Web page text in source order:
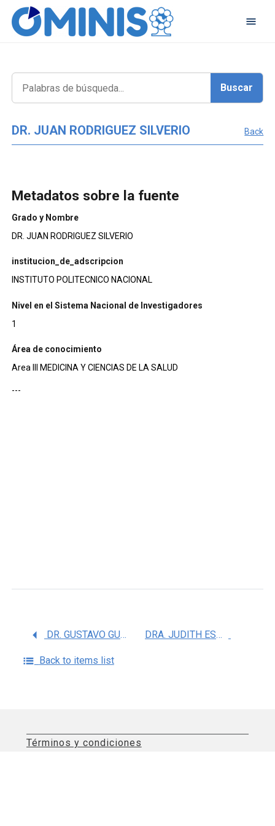
DR. JUAN RODRIGUEZ SILVERIO Back
Metadatos sobre la fuente
Grado y Nombre
DR. JUAN RODRIGUEZ SILVERIO
institucion_de_adscripcion
INSTITUTO POLITECNICO NACIONAL
Nivel en el Sistema Nacional de Investigadores
1
Área de conocimiento
Area III MEDICINA Y CIENCIAS DE LA SALUD
---
DR. GUSTAVO GUEVARA BALCAZAR DRA. JUDITH ESPINOSA RAYA
Back to items list
Términos y condiciones